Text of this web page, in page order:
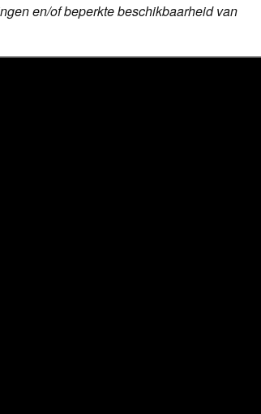
en/of beperkte beschikbaarheid van